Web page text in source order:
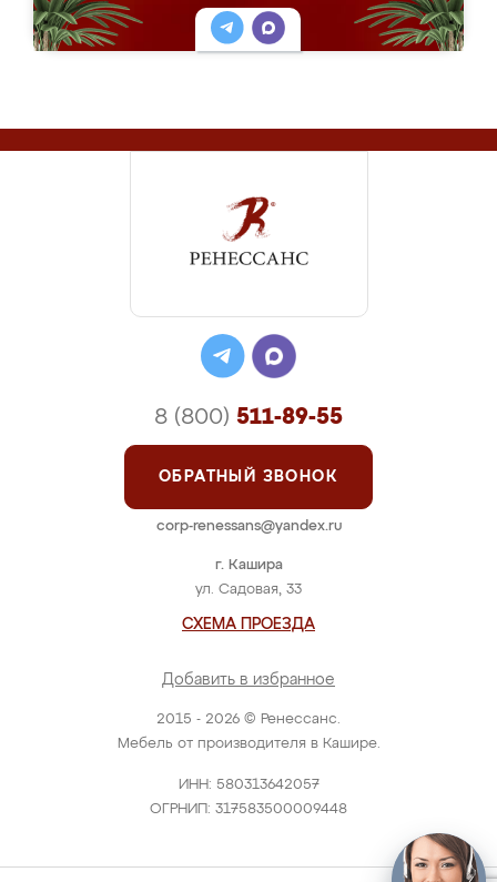
2015 - 2026 © Ренессанс.
Мебель от производителя в Кашире.
ИНН: 580313642057
ОГРНИП: 317583500009448
г. Кашира
ул. Садовая, 33
СХЕМА ПРОЕЗДА
Добавить в избранное
8 (800) 511-89-55
ОБРАТНЫЙ ЗВОНОК
corp-renessans@yandex.ru